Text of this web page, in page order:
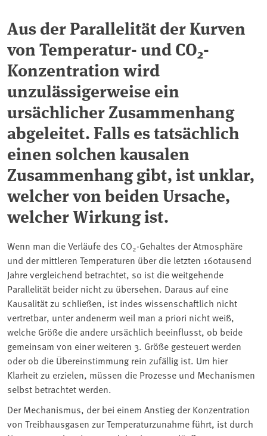
Aus der Parallelität der Kurven
von Temperatur- und CO2-
Konzentration wird
unzulässigerweise ein
ursächlicher Zusammenhang
abgeleitet. Falls es tatsächlich
einen solchen kausalen
Zusammenhang gibt, ist unklar,
welcher von beiden Ursache,
welcher Wirkung ist.
Wenn man die Verläufe des CO2-Gehaltes der Atmosphäre
und der mittleren Temperaturen über die letzten 160tausend
Jahre vergleichend betrachtet, so ist die weitgehende
Parallelität beider nicht zu übersehen. Daraus auf eine
Kausalität zu schließen, ist indes wissenschaftlich nicht
vertretbar, unter andenerm weil man a priori nicht weiß,
welche Größe die andere ursächlich beeinflusst, ob beide
gemeinsam von einer weiteren 3. Größe gesteuert werden
oder ob die Übereinstimmung rein zufällig ist. Um hier
Klarheit zu erzielen, müssen die Prozesse und Mechanismen
selbst betrachtet werden.
Der Mechanismus, der bei einem Anstieg der Konzentration
von Treibhausgasen zur Temperaturzunahme führt, ist durch